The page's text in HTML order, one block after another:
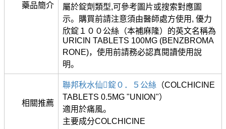
藥品簡介
屬於錠劑類型,可參考圖片或搜索對應圖
示。購買前請注意須由醫師處方使用, 優力
欣錠１００公絲（本補麻隆）的英文名稱為
URICIN TABLETS 100MG (BENZBROMA
RONE)，使用前請務必認真閱讀使用說
明。
相關推薦
聯邦秋水仙錠０．５公絲 （COLCHICINE
TABLETS 0.5MG "UNION"）
適用於痛風。
主要成分COLCHICINE